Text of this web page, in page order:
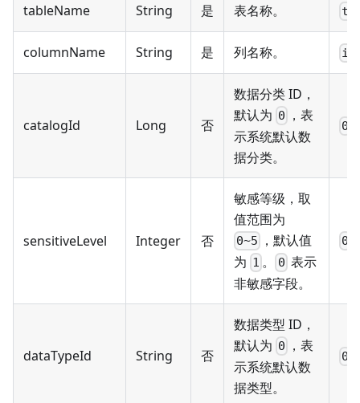
tableName String 是 表名称。
columnName String 是 列名称。 id
catalogId Long 否
数据分类 ID，
默认为 0
，表
示系统默认数
据分类。
0
sensitiveLevel Integer 否
敏感等级，取
值范围为
0~5
，默认值
为 1 。 0 表示
非敏感字段。
0
dataTypeId String 否
数据类型 ID，
默认为 0
，表
示系统默认数
据类型。
0